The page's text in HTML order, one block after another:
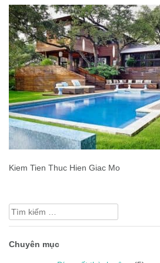
Kiem Tien Thuc Hien Giac Mo
Tìm
kiếm
Chuyên mục